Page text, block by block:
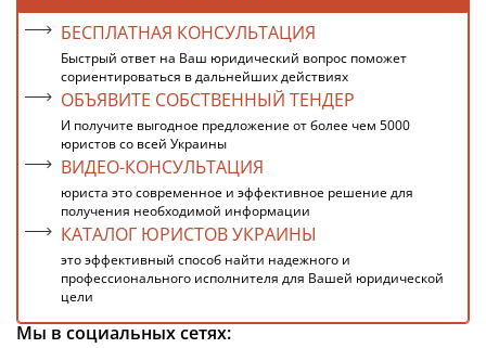
БЕСПЛАТНАЯ КОНСУЛЬТАЦИЯ
Быстрый ответ на Ваш юридический вопрос поможет
сориентироваться в дальнейших действиях
ОБЪЯВИТЕ СОБСТВЕННЫЙ ТЕНДЕР
И получите выгодное предложение от более чем 5000
юристов со всей Украины
ВИДЕО-КОНСУЛЬТАЦИЯ
юриста это современное и эффективное решение для
получения необходимой информации
КАТАЛОГ ЮРИСТОВ УКРАИНЫ
это эффективный способ найти надежного и
профессионального исполнителя для Вашей юридической
цели
Мы в социальных сетях: